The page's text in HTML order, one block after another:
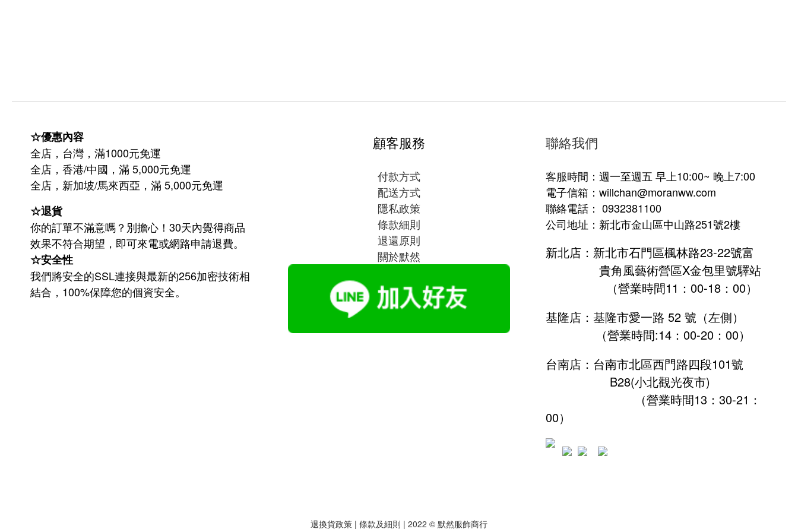
☆優惠內容
全店，台灣，滿1000元免運
全店，香港/中國，滿 5,000元免運
全店，新加坡/馬來西亞，滿 5,000元免運
☆退貨
你的訂單不滿意嗎？別擔心！30天內覺得商品
效果不符合期望，即可來電或網路申請退費。
☆安全性
我們將安全的SSL連接與最新的256加密技術相
結合，100%保障您的個資安全。
顧客服務
付款方式
配送方式
隱私政策
條款細則
退還原則
關於默然
聯絡我們
客服時間：週一至週五 早上10:00~ 晚上7:00
電子信箱：willchan@moranww.com
聯絡電話： 0932381100
公司地址：新北市金山區中山路251號2樓
新北店：新北市石門區楓林路23-22號富
貴角風藝術營區X金包里號驛站
（營業時間11：00-18：00）
基隆店：基隆市愛一路 52 號（左側）
（營業時間:14：00-20：00）
台南店：台南市北區西門路四段101號
B28(小北觀光夜市)
（營業時間13：30-21：
00）
退換貨政策 | 條款及細則 | 2022 © 默然服飾商行